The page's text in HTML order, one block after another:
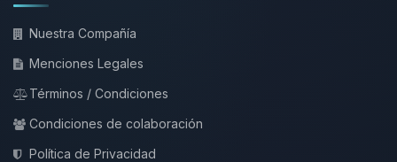
Nuestra Compañía
Menciones Legales
Términos / Condiciones
Condiciones de colaboración
Política de Privacidad